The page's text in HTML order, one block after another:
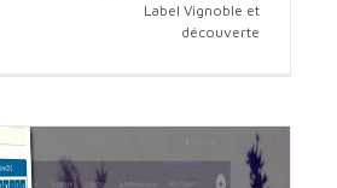
Label Vignoble et
découverte